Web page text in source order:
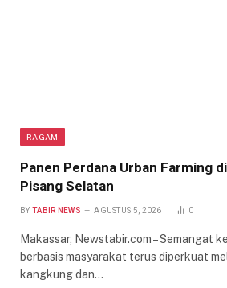
RAGAM
Panen Perdana Urban Farming
Pisang Selatan
BY TABIR NEWS AGUSTUS 5, 2026 0
Makassar, Newstabir.com – Semangat
berbasis masyarakat terus diperkuat
kangkung dan…